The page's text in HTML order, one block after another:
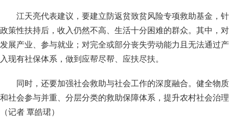
江天亮代表建议，要建立防返贫致贫风险专项救助基金，
政策性扶持后，收入仍然不高、生活十分困难的群众。其中，
发展产业、参与就业；对完全或部分丧失劳动能力且无法通过
入现有社保体系，做到应帮尽帮、应扶尽扶。
同时，还要加强社会救助与社会工作的深度融合。健全物
和社会参与并重、分层分类的救助保障体系，提升农村社会治
（记者 覃皓珺）